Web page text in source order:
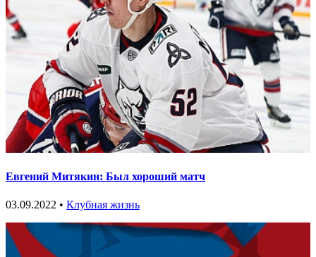
Евгений Митякин: Был хороший матч
03.09.2022 • Клубная жизнь